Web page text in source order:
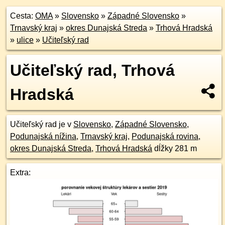
Cesta: OMA» Slovensko » Západné Slovensko »
Trnavský kraj » okres Dunajská Streda » Trhová Hradská
» ulice » Učiteľský rad
Učiteľský rad, Trhová
Hradská
Učiteľský rad je v Slovensko, Západné Slovensko,
Podunajská nížina, Trnavský kraj, Podunajská rovina,
okres Dunajská Streda, Trhová Hradská dĺžky 281 m
Extra: